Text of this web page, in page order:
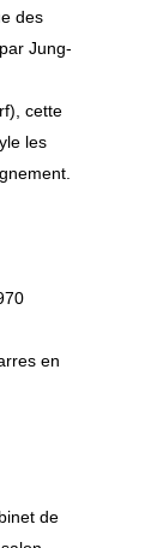
des
Jung-
cette
les
en
de